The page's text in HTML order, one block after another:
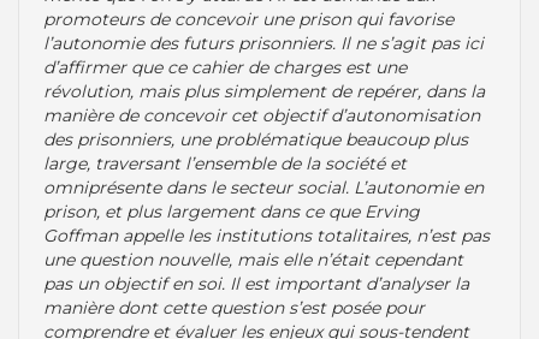
promoteurs de concevoir une prison qui favorise
l’autonomie des futurs prisonniers. Il ne s’agit pas ici
d’affirmer que ce cahier de charges est une
révolution, mais plus simplement de repérer, dans la
manière de concevoir cet objectif d’autonomisation
des prisonniers, une problématique beaucoup plus
large, traversant l’ensemble de la société et
omniprésente dans le secteur social. L’autonomie en
prison, et plus largement dans ce que Erving
Goffman appelle les institutions totalitaires, n’est pas
une question nouvelle, mais elle n’était cependant
pas un objectif en soi. Il est important d’analyser la
manière dont cette question s’est posée pour
comprendre et évaluer les enjeux qui sous-tendent